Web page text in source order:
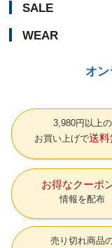
SALE
WEAR
オ
3,980円以上の
お買い上げで送料
お得なクーポ
情報を配布
売り切れ商品